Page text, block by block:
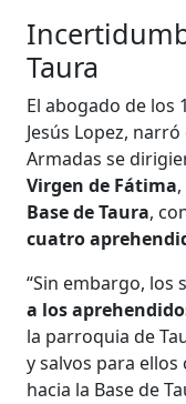
Taura
El abogado de los
Jesús Lopez,
Armadas se
Virgen de Fátima
Base de Taura,
cuatro
“Sin embargo, los
a los
la parroquia de
y salvos para
hacia la Base de